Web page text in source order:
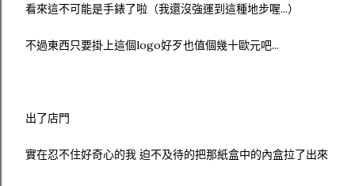
看來這不可能是手錶了啦（我還沒強運到這種地步喔...）
不過東西只要掛上這個logo好歹也值個幾十歐元吧...
出了店門
實在忍不住好奇心的我 迫不及待的把那紙盒中的內盒拉了出來